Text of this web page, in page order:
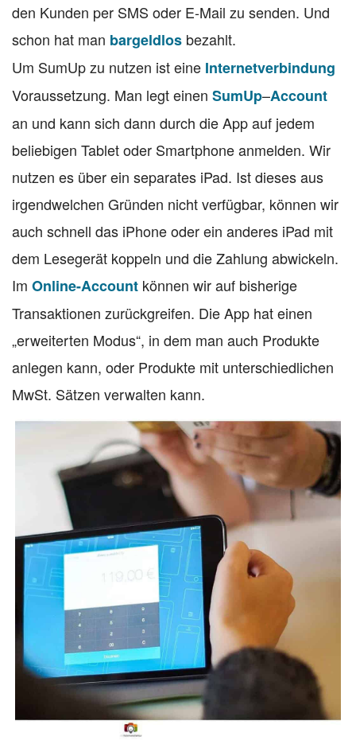
den Kunden per SMS oder E-Mail zu senden. Und
schon hat man bargeldlos bezahlt.
Um SumUp zu nutzen ist eine Internetverbindung
Voraussetzung. Man legt einen SumUp–Account
an und kann sich dann durch die App auf jedem
beliebigen Tablet oder Smartphone anmelden. Wir
nutzen es über ein separates iPad. Ist dieses aus
irgendwelchen Gründen nicht verfügbar, können wir
auch schnell das iPhone oder ein anderes iPad mit
dem Lesegerät koppeln und die Zahlung abwickeln.
Im Online-Account können wir auf bisherige
Transaktionen zurückgreifen. Die App hat einen
„erweiterten Modus“, in dem man auch Produkte
anlegen kann, oder Produkte mit unterschiedlichen
MwSt. Sätzen verwalten kann.